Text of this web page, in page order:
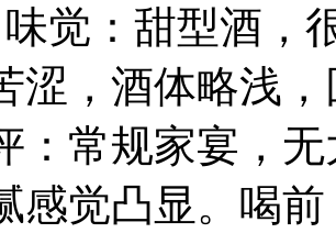
觉：甜型酒，
涩，酒体略浅
：常规家宴，
感觉凸显。喝